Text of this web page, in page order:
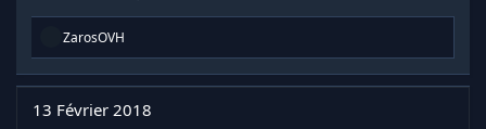
R
a
c
t
ZarosOVH
13 Février 2018